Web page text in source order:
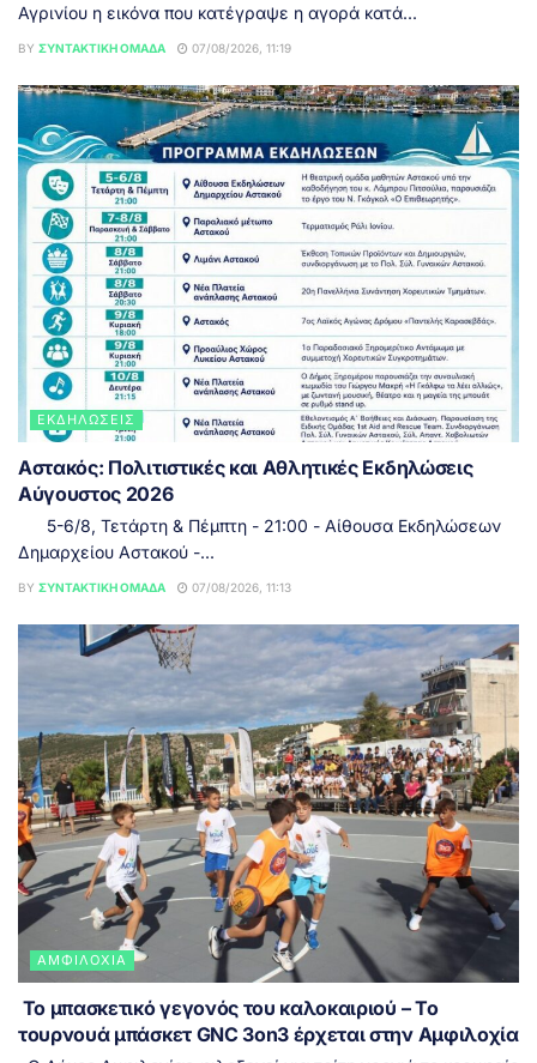
Αγρινίου η εικόνα που κατέγραψε η αγορά κατά...
BY ΣΥΝΤΑΚΤΙΚΉ ΟΜΆΔΑ 07/08/2026, 11:19
ΕΚΔΗΛΏΣΕΙΣ
Αστακός: Πολιτιστικές και Αθλητικές Εκδηλώσεις
Αύγουστος 2026
5-6/8, Τετάρτη & Πέμπτη - 21:00 - Αίθουσα Εκδηλώσεων
Δημαρχείου Αστακού -...
BY ΣΥΝΤΑΚΤΙΚΉ ΟΜΆΔΑ 07/08/2026, 11:13
ΑΜΦΙΛΟΧΊΑ
Το μπασκετικό γεγονός του καλοκαιριού – Το
τουρνουά μπάσκετ GNC 3on3 έρχεται στην Αμφιλοχία